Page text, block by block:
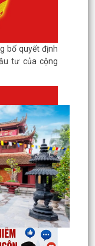
bố quyết định
tư của cộng
Kế hoạch tổ
thành phố